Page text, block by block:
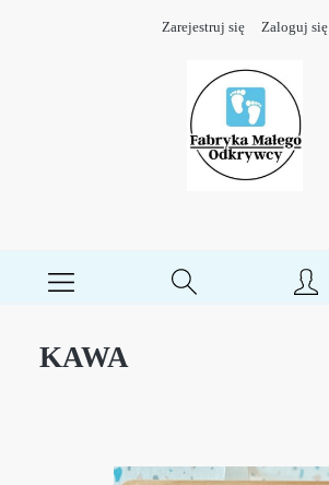
Zarejestruj się Zaloguj się
KAWA